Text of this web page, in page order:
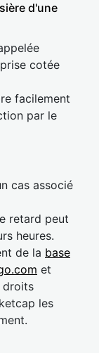
d'une
cotée
facilement
par le
cas associé
retard peut
heures.
de la base
et
droits
les